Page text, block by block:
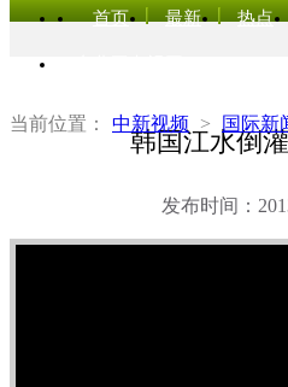
首页 最新 热点
当前位置： 中新视频 > 国际新
韩国江水倒
发布时间：